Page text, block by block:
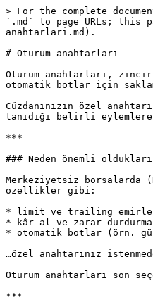
> For the complete
`.md` to page URLs; this
anahtarlari.md).
# Oturum anahtarları
Oturum anahtarları,
otomatik botlar için
Cüzdanınızın özel
tanıdığı belirli
***
### Neden önemli oldukları
Merkeziyetsiz borsalarda
özellikler gibi:
* limit ve trailing
* kâr al ve zarar durdurma
* otomatik botlar (örn.
…özel anahtarınız
Oturum anahtarları son
***